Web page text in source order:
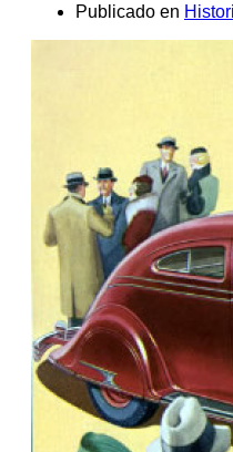
Publicado en